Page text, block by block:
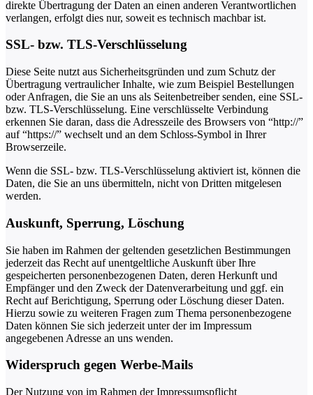
direkte Übertragung der Daten an einen anderen Verantwortlichen
verlangen, erfolgt dies nur, soweit es technisch machbar ist.
SSL- bzw. TLS-Verschlüsselung
Diese Seite nutzt aus Sicherheitsgründen und zum Schutz der
Übertragung vertraulicher Inhalte, wie zum Beispiel Bestellungen
oder Anfragen, die Sie an uns als Seitenbetreiber senden, eine SSL-
bzw. TLS-Verschlüsselung. Eine verschlüsselte Verbindung
erkennen Sie daran, dass die Adresszeile des Browsers von “http://”
auf “https://” wechselt und an dem Schloss-Symbol in Ihrer
Browserzeile.
Wenn die SSL- bzw. TLS-Verschlüsselung aktiviert ist, können die
Daten, die Sie an uns übermitteln, nicht von Dritten mitgelesen
werden.
Auskunft, Sperrung, Löschung
Sie haben im Rahmen der geltenden gesetzlichen Bestimmungen
jederzeit das Recht auf unentgeltliche Auskunft über Ihre
gespeicherten personenbezogenen Daten, deren Herkunft und
Empfänger und den Zweck der Datenverarbeitung und ggf. ein
Recht auf Berichtigung, Sperrung oder Löschung dieser Daten.
Hierzu sowie zu weiteren Fragen zum Thema personenbezogene
Daten können Sie sich jederzeit unter der im Impressum
angegebenen Adresse an uns wenden.
Widerspruch gegen Werbe-Mails
Der Nutzung von im Rahmen der Impressumspflicht